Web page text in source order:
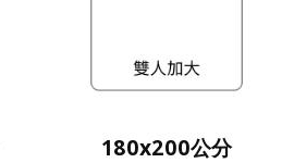
180x200公分